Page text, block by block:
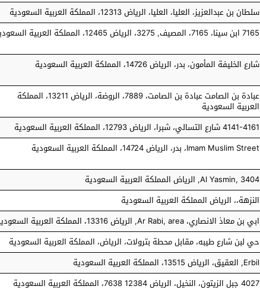
سلطان بن عبدالعزيز، العليا، العليا، الرياض 12313، المملكة العربية السعودية
7165 ابن سينا، 7165، المصيف, 3275، الرياض 12465، المملكة العربية السعودية
شارع الخليفة المأمون، بدر، الرياض 14726، المملكة العربية السعودية
عبادة بن الصامت عبادة بن الصامت، 7889، الروضة، الرياض 13211، المملكة
العربية السعودية
4141-4161 شارع التسالي، شبرا، الرياض 12793، المملكة العربية السعودية
Imam Muslim Street، بدر، الرياض 14724، المملكة العربية السعودية
Al Yasmin, 3404, الرياض المملكة العربية السعودية
النزهة،، الرياض المملكة العربية السعودية
ابي بن معاذ الانصاري، Ar Rabi, area, الرياض 13316، المملكة العربية السعودية
حي لبن شارع طيبه، مقابل محطة بترولات، الرياض، المملكة العربية السعودية
Erbil, العقيق، الرياض 13515، المملكة العربية السعودية
4027 جبل الزيتون، النخيل، الرياض 12384 7638، المملكة العربية السعودية